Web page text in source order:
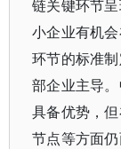
链关键环节
小企业有机
环节的标准
部企业主导
具备优势，
节点等方面